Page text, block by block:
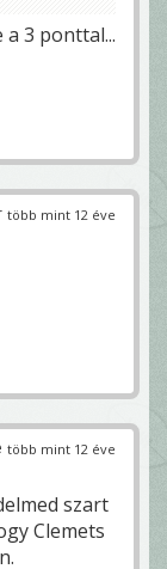
3 ponttal...
több mint 12 éve
több mint 12 éve
szart
Clemets